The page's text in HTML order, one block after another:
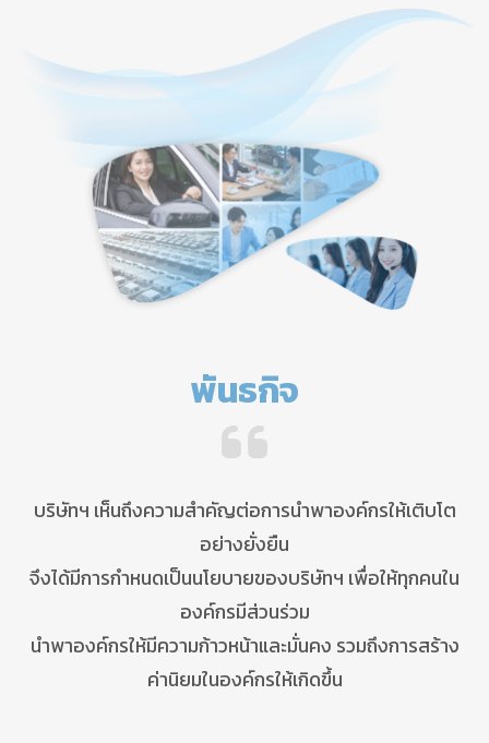
พันธกิจ
บริษัทฯ เห็นถึงความสำคัญต่อการนำพาองค์กรให้เติบโต
อย่างยั่งยืน
จึงได้มีการกำหนดเป็นนโยบายของบริษัทฯ เพื่อให้ทุกคนใน
องค์กรมีส่วนร่วม
นำพาองค์กรให้มีความก้าวหน้าและมั่นคง รวมถึงการสร้าง
ค่านิยมในองค์กรให้เกิดขึ้น